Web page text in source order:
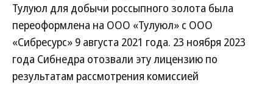
Тулуюл для добычи россыпного золота была
переоформлена на ООО «Тулуюл» с ООО
«Сибресурс» 9 августа 2021 года. 23 ноября 2023
года Сибнедра отозвали эту лицензию по
результатам рассмотрения комиссией